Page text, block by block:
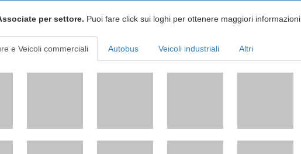
per settore. Puoi fare click sui loghi per ottenere maggiori informazioni.
e Veicoli commerciali Autobus Veicoli industriali Altri